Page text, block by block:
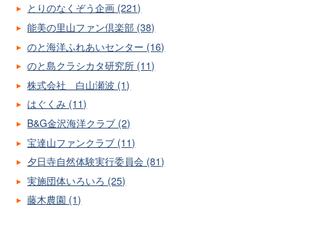
とりのなくぞう企画 (221)
能美の里山ファン倶楽部 (38)
のと海洋ふれあいセンター (16)
のと島クラシカタ研究所 (11)
株式会社 白山瀬波 (1)
はぐくみ (11)
B&G金沢海洋クラブ (2)
宝達山ファンクラブ (11)
夕日寺自然体験実行委員会 (81)
実施団体いろいろ (25)
藤木農園 (1)